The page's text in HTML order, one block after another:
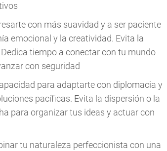
con más suavidad y a ser paciente
emocional y la creatividad. Evita la
tiempo a conectar con tu mundo
con seguridad
para adaptarte con diplomacia y
pacíficas. Evita la dispersión o la
para organizar tus ideas y actuar con
tu naturaleza perfeccionista con una